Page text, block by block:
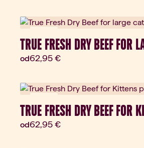
TRUE FRESH DRY BEEF FOR
odAktuálna cena:
62,95 €
TRUE FRESH DRY BEEF FOR
odAktuálna cena:
62,95 €